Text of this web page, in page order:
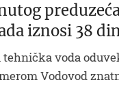
iznosi 38
voda
Vodovod